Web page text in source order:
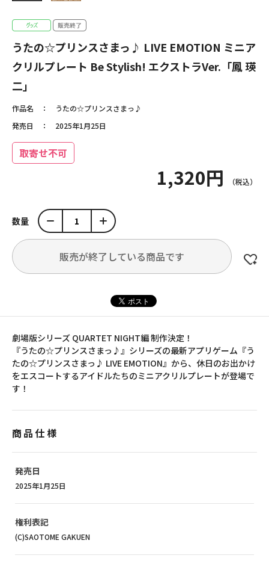
うたの☆プリンスさまっ♪ LIVE EMOTION ミニア
クリルプレート Be Stylish! エクストラVer.「鳳 瑛
二」
作品名
うたの☆プリンスさまっ♪
発売日
2025年1月25日
取寄せ不可
1,320円
数量
販売が終了している商品です
劇場版シリーズ QUARTET NIGHT編 制作決定！
『うたの☆プリンスさまっ♪』シリーズの最新アプリゲーム『う
たの☆プリンスさまっ♪ LIVE EMOTION』から、休日のお出かけ
をエスコートするアイドルたちのミニアクリルプレートが登場で
す！
商品仕様
発売日
2025年1月25日
権利表記
(C)SAOTOME GAKUEN